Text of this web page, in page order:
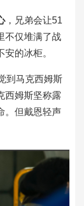
，兄弟会让51
不仅堆满了战
的冰柜。
到马克西姆斯
西姆斯坚称露
。但戴恩轻声